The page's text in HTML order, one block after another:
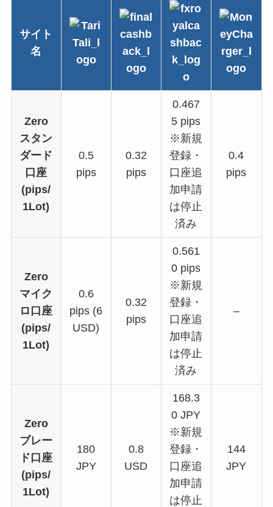
サイト
名
Zero
スタン
ダード
口座
(pips/
1Lot)
0.5
pips
0.32
pips
0.467
5 pips
※新規
登録・
口座追
加申請
は停止
済み
0.4
pips
Zero
マイク
ロ口座
(pips/
1Lot)
0.6
pips (6
USD)
0.32
pips
0.561
0 pips
※新規
登録・
口座追
加申請
は停止
済み
–
Zero
ブレー
ド口座
(pips/
1Lot)
180
JPY
0.8
USD
168.3
0 JPY
※新規
登録・
口座追
加申請
は停止
144
JPY